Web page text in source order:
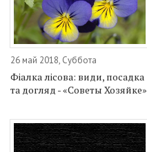
26 май 2018, Суббота
Фіалка лісова: види, посадка
та догляд - «Советы Хозяйке»